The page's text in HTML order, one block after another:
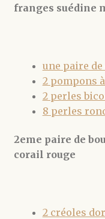
franges suédine
une paire de
2 pompons
2 perles
8 perles
2eme paire de
corail rouge
2 créoles